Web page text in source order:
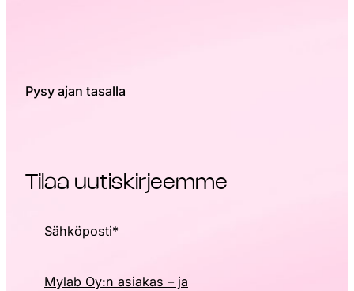
Pysy ajan tasalla
Tilaa uutiskirjeemme
Sähköposti*
Mylab Oy:n asiakas – ja